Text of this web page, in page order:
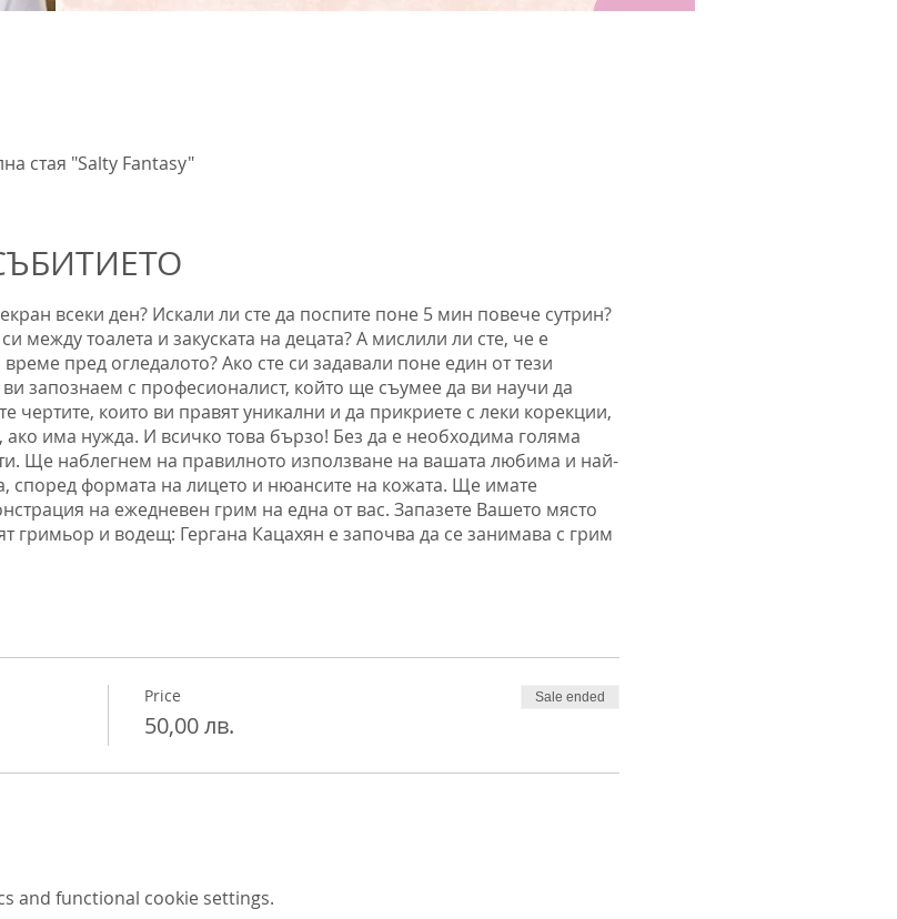
стая "Salty Fantasy"
всеки ден? Искали ли сте да поспите поне 5 мин повече сутрин?
между тоалета и закуската на децата? А мислили ли сте, че е
пред огледалото? Ако сте си задавали поне един от тези
запознаем с професионалист, който ще съумее да ви научи да
чертите, които ви правят уникални и да прикриете с леки корекции,
ако има нужда. И всичко това бързо! Без да е необходима голяма
Ще наблегнем на правилното използване на вашата любима и най-
според формата на лицето и нюансите на кожата. Ще имате
на ежедневен грим на една от вас. Запазете Вашето място
гримьор и водещ: Гергана Кацахян е започва да се занимава с грим
инициативата да прикрие повечето от несъвършенствата. От
събития на Евгени Минчев, както и на Френски и Италиански
Грижила се е и за грима на Теди Велинова, Жана Бергендорф,
Виолета и на много други дами и господа по Абитуриентски
работи заедно с не безизвестните гримьори Цецо Андреев и
Price
50,00 лв.
Sale ended
and functional cookie settings.